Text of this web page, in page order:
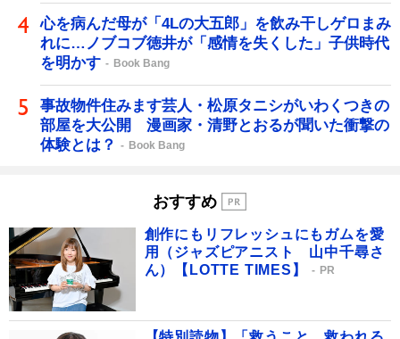
心を病んだ母が「4Lの大五郎」を飲み干しゲロまみ
れに…ノブコブ徳井が「感情を失くした」子供時代
を明かす
Book Bang
事故物件住みます芸人・松原タニシがいわくつきの
部屋を大公開 漫画家・清野とおるが聞いた衝撃の
体験とは？
Book Bang
おすすめ
創作にもリフレッシュにもガムを愛
用（ジャズピアニスト 山中千尋さ
ん）【LOTTE TIMES】
PR